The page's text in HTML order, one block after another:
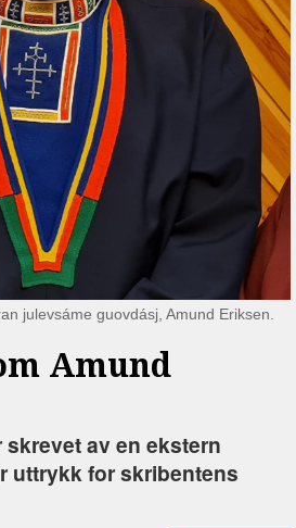
julevsáme guovdásj, Amund Eriksen.
Amund
av en ekstern
uttrykk for skribentens